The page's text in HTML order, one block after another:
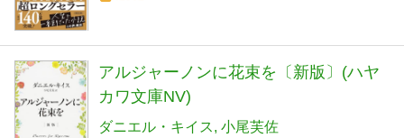
アルジャーノンに花束を〔新版〕(ハヤ
カワ文庫NV)
ダニエル・キイス 小尾芙佐